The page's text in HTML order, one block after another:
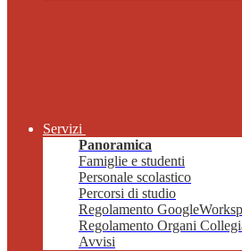
Servizi
Panoramica
Famiglie e studenti
Personale scolastico
Percorsi di studio
Regolamento
Regolamento Organi
Avvisi